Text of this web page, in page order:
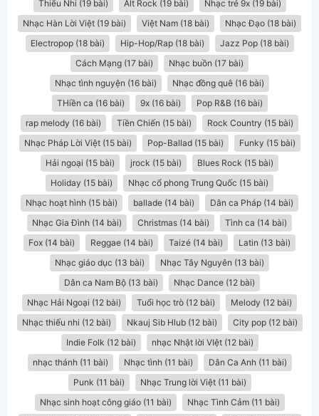
Thiếu Nhi (19 bài)
Alt Rock (19 bài)
Nhạc trẻ 9x (19 bài)
Nhạc Hàn Lời Việt (19 bài)
Việt Nam (18 bài)
Nhạc Đạo (18 bài)
Electropop (18 bài)
Hip-Hop/Rap (18 bài)
Jazz Pop (18 bài)
Cách Mạng (17 bài)
Nhạc buồn (17 bài)
Nhạc tình nguyện (16 bài)
Nhạc đồng quê (16 bài)
THiền ca (16 bài)
9x (16 bài)
Pop R&B (16 bài)
rap melody (16 bài)
Tiền Chiến (15 bài)
Rock Country (15 bài)
Nhạc Pháp Lời Việt (15 bài)
Pop-Ballad (15 bài)
Funky (15 bài)
Hải ngoại (15 bài)
jrock (15 bài)
Blues Rock (15 bài)
Holiday (15 bài)
Nhạc cổ phong Trung Quốc (15 bài)
Nhạc hoạt hình (15 bài)
ballade (14 bài)
Dân ca Pháp (14 bài)
Nhạc Gia Đình (14 bài)
Christmas (14 bài)
Tình ca (14 bài)
Fox (14 bài)
Reggae (14 bài) Taizé (14 bài)
Latin (13 bài)
Nhạc giáo dục (13 bài)
Nhạc Tây Nguyên (13 bài)
Dân ca Nam Bộ (13 bài)
Nhạc Dance (12 bài)
Nhạc Hải Ngoại (12 bài)
Tuổi học trò (12 bài)
Melody (12 bài)
Nhạc thiếu nhi (12 bài)
Nkauj Sib Hlub (12 bài)
City pop (12 bài)
Indie Folk (12 bài)
nhạc Nhật lời VIệt (12 bài)
nhạc thánh (11 bài)
Nhạc tình (11 bài)
Dân Ca Anh (11 bài)
Punk (11 bài)
Nhạc Trung lời Việt (11 bài)
Nhạc sinh hoạt công giáo (11 bài)
Nhạc Tình Cảm (11 bài)